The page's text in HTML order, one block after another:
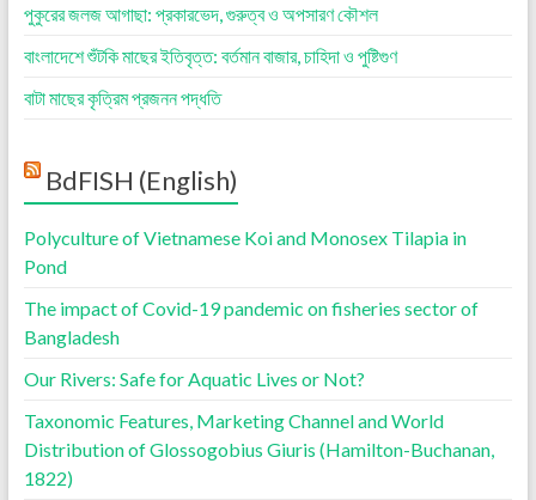
পুকুরের জলজ আগাছা: প্রকারভেদ, গুরুত্ব ও অপসারণ কৌশল
বাংলাদেশে শুঁটকি মাছের ইতিবৃত্ত: বর্তমান বাজার, চাহিদা ও পুষ্টিগুণ
বাটা মাছের কৃত্রিম প্রজনন পদ্ধতি
BdFISH (English)
Polyculture of Vietnamese Koi and Monosex Tilapia in
Pond
The impact of Covid-19 pandemic on fisheries sector of
Bangladesh
Our Rivers: Safe for Aquatic Lives or Not?
Taxonomic Features, Marketing Channel and World
Distribution of Glossogobius Giuris (Hamilton-Buchanan,
1822)